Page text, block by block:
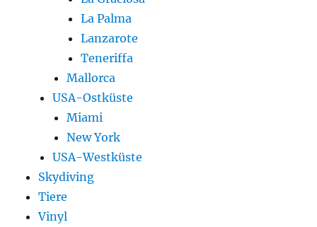
La Palma
Lanzarote
Teneriffa
Mallorca
USA-Ostküste
Miami
New York
USA-Westküste
Skydiving
Tiere
Vinyl